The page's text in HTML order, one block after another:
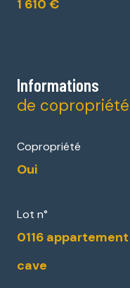
1 610 €
Informations
de copropriété
Copropriété
Oui
Lot n°
0116
cave